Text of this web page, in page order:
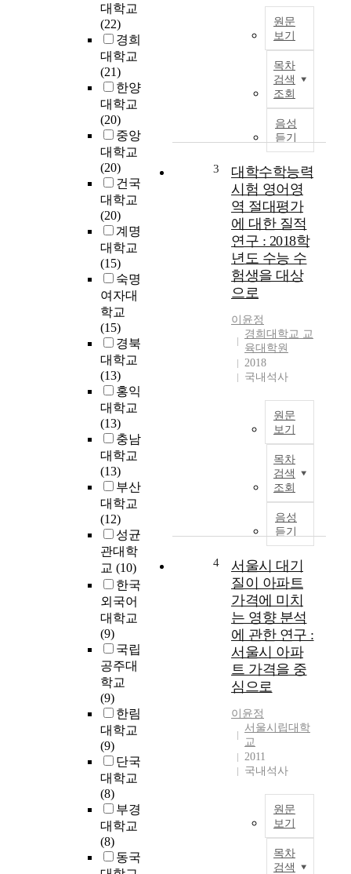
대학교
(22)
경희
대학교
(21)
한양
대학교
(20)
중앙
대학교
(20)
건국
대학교
(20)
계명
대학교
(15)
숙명
여자대
학교
(15)
경북
대학교
(13)
홍익
대학교
(13)
충남
대학교
(13)
부산
대학교
(12)
성균
관대학
교 (10)
한국
외국어
대학교
(9)
국립
공주대
학교
(9)
한림
대학교
(9)
단국
대학교
(8)
부경
대학교
(8)
동국
원문
보기
목차
검색
조회
음성
듣기
3
대학수학능력
시험 영어영
역 절대평가
에 대한 질적
연구 : 2018학
년도 수능 수
험생을 대상
으로
이윤정
경희대학교 교
육대학원
2018
국내석사
원문
보기
목차
검색
조회
음성
듣기
4
서울시 대기
질이 아파트
가격에 미치
는 영향 분석
에 관한 연구 :
서울시 아파
트 가격을 중
심으로
이윤정
서울시립대학
교
2011
국내석사
원문
보기
목차
검색